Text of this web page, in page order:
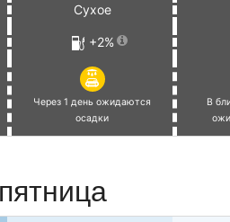
Сухое
+2%
Через 1 день ожидаются
осадки
В